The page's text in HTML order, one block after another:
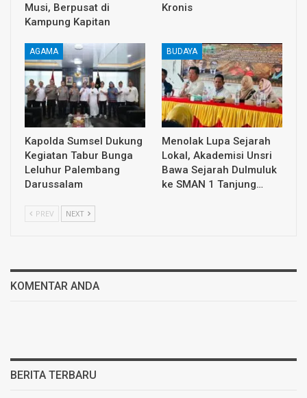
Musi, Berpusat di
Kampung Kapitan
Kronis
AGAMA
Kapolda Sumsel Dukung
Kegiatan Tabur Bunga
Leluhur Palembang
Darussalam
BUDAYA
Menolak Lupa Sejarah
Lokal, Akademisi Unsri
Bawa Sejarah Dulmuluk
ke SMAN 1 Tanjung…
PREV NEXT
KOMENTAR ANDA
BERITA TERBARU